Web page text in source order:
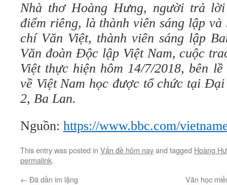
Nhà thơ Hoàng Hưng, người trả
điểm riêng, là thành viên sáng lập
chí Văn Việt, thành viên sáng lập
Văn đoàn Độc lập Việt Nam, cuộc
Việt thực hiện hôm 14/7/2018, bên
về Việt Nam học được tổ chức tại Đại
2, Ba Lan.
Nguồn: https://www.bbc.com/
This entry was posted in Vấn đề hôm nayand tagged Hoàng
permalink.
← Đã dần im lặng Văn học